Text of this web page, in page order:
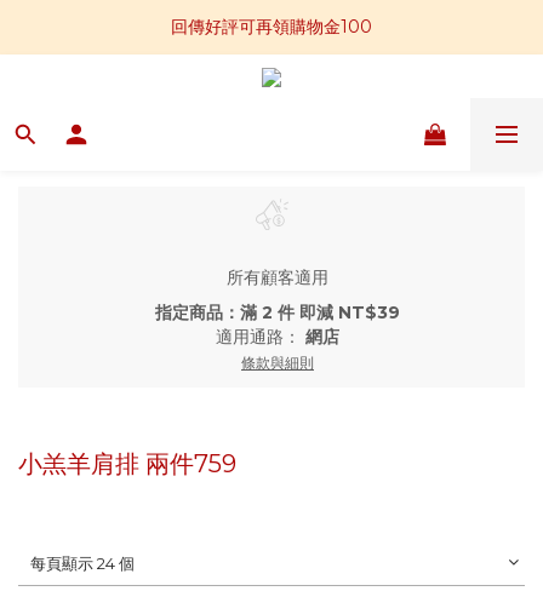
📣全館滿$2,800免運贈板腱牛排一包
回傳好評可再領購物金100
📢加入官方LINE 獲得免運卷250元
所有顧客適用
指定商品：滿 2 件 即減 NT$39
適用通路： 網店
條款與細則
小羔羊肩排 兩件759
每頁顯示 24 個